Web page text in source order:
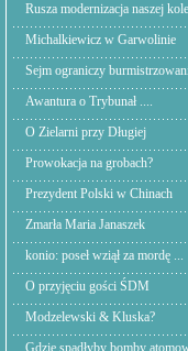
Rusza modernizacja naszej
Michalkiewicz w Garwolinie
Sejm ograniczy
Awantura o Trybunał ....
O Zielarni przy Długiej
Prowokacja na grobach?
Prezydent Polski w Chinach
Zmarła Maria Janaszek
konio: poseł wziął za mordę ...
O przyjęciu gości ŚDM
Modzelewski & Kluska?
Gdzie spadłyby bomby